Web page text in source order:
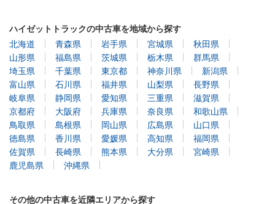
ハイゼットトラックの中古車を地域から探す
北海道
青森県 岩手県 宮城県
秋田県
山形県
福島県 茨城県 栃木県
群馬県
埼玉県
千葉県 東京都 神奈川県
新潟県
富山県
石川県 福井県 山梨県
長野県
岐阜県
静岡県 愛知県 三重県
滋賀県
京都府
大阪府 兵庫県 奈良県
和歌山県
鳥取県
島根県 岡山県 広島県
山口県
徳島県
香川県 愛媛県 高知県
福岡県
佐賀県
長崎県 熊本県 大分県
宮崎県
鹿児島県
沖縄県
その他の中古車を近隣エリアから探す